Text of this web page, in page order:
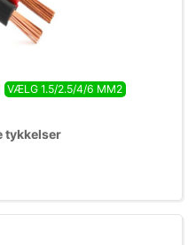
VÆLG 1.5/2.5/4/6 MM2
tykkelser